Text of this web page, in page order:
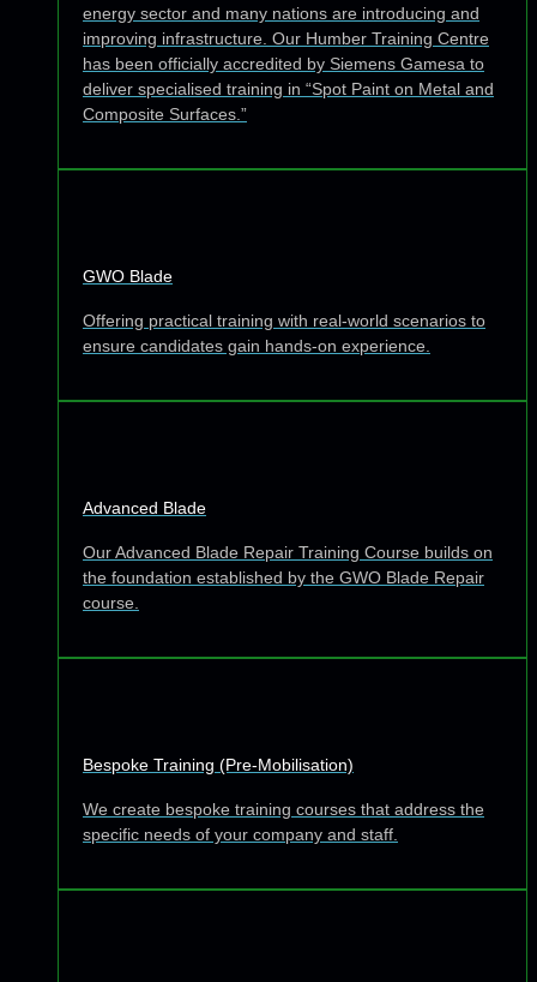
energy sector and many nations are introducing and
improving infrastructure. Our Humber Training Centre
has been officially accredited by Siemens Gamesa to
deliver specialised training in “Spot Paint on Metal and
Composite Surfaces.”
GWO Blade
Offering practical training with real-world scenarios to
ensure candidates gain hands-on experience.
Advanced Blade
Our Advanced Blade Repair Training Course builds on
the foundation established by the GWO Blade Repair
course.
Bespoke Training (Pre-Mobilisation)
We create bespoke training courses that address the
specific needs of your company and staff.